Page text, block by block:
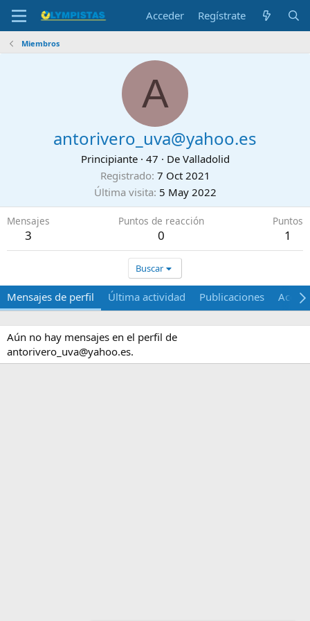
Acceder Regístrate
Miembros
A
antorivero_uva@yahoo.es
Principiante · 47 · De Valladolid
Registrado 7 Oct 2021
Última visita 5 May 2022
Mensajes
3
Puntos de reacción
0
Puntos
1
Buscar
Mensajes de perfil Última actividad Publicaciones Acerca
Aún no hay mensajes en el perfil de
antorivero_uva@yahoo.es.